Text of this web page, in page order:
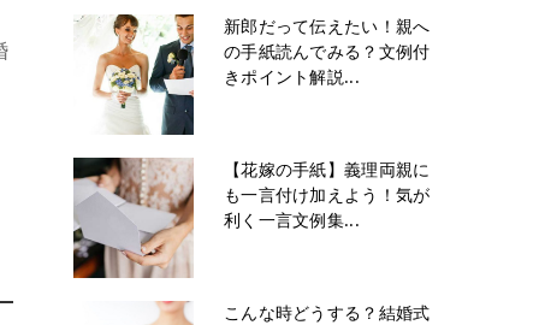
新郎だって伝えたい！親へ
の手紙読んでみる？文例付
きポイント解説...
【花嫁の手紙】義理両親に
も一言付け加えよう！気が
利く一言文例集...
こんな時どうする？結婚式